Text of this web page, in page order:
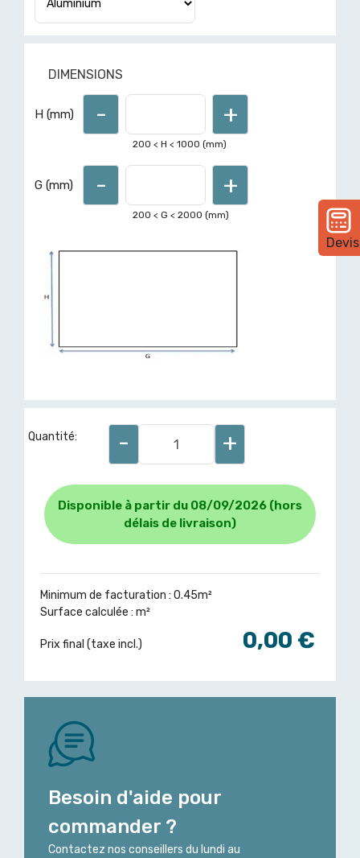
Devis
DIMENSIONS
H (mm) - +
200 < H <1000 (mm)
G (mm) - +
200 < G <2000 (mm)
Quantité: - +
Disponible à partir du 08/09/2026 (hors
délais de livraison)
Minimum de facturation : 0.45m²
Surface calculée : m²
Prix final (taxe incl.) 0,00 €
Besoin d'aide pour
commander ?
Contactez nos conseillers du lundi au